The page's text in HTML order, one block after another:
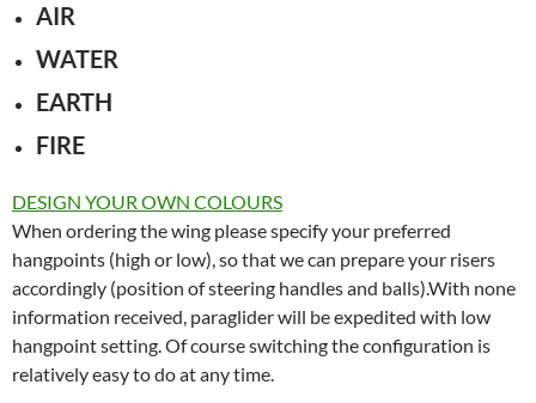
AIR
WATER
EARTH
FIRE
DESIGN YOUR OWN COLOURS
When ordering the wing please specify your preferred
hangpoints (high or low), so that we can prepare your risers
accordingly (position of steering handles and balls).With none
information received, paraglider will be expedited with low
hangpoint setting. Of course switching the configuration is
relatively easy to do at any time.